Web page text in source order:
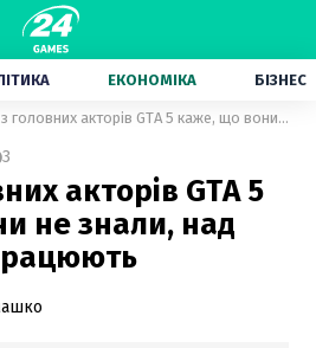
ЕКОНОМІКА БІЗНЕС
Один з головних акторів GTA 5 каже, що вони не знали, над якою грою працюють
3
акторів GTA 5
не знали, над